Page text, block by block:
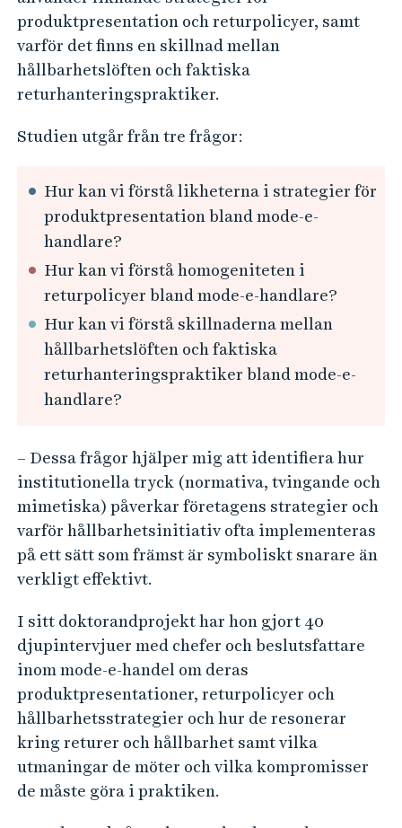
produktpresentation och returpolicyer, samt
varför det finns en skillnad mellan
hållbarhetslöften och faktiska
returhanteringspraktiker.
Studien utgår från tre frågor:
Hur kan vi förstå likheterna i strategier för
produktpresentation bland mode-e-
handlare?
Hur kan vi förstå homogeniteten i
returpolicyer bland mode-e-handlare?
Hur kan vi förstå skillnaderna mellan
hållbarhetslöften och faktiska
returhanteringspraktiker bland mode-e-
handlare?
– Dessa frågor hjälper mig att identifiera hur
institutionella tryck (normativa, tvingande och
mimetiska) påverkar företagens strategier och
varför hållbarhetsinitiativ ofta implementeras
på ett sätt som främst är symboliskt snarare än
verkligt effektivt.
I sitt doktorandprojekt har hon gjort 40
djupintervjuer med chefer och beslutsfattare
inom mode-e-handel om deras
produktpresentationer, returpolicyer och
hållbarhetsstrategier och hur de resonerar
kring returer och hållbarhet samt vilka
utmaningar de möter och vilka kompromisser
de måste göra i praktiken.